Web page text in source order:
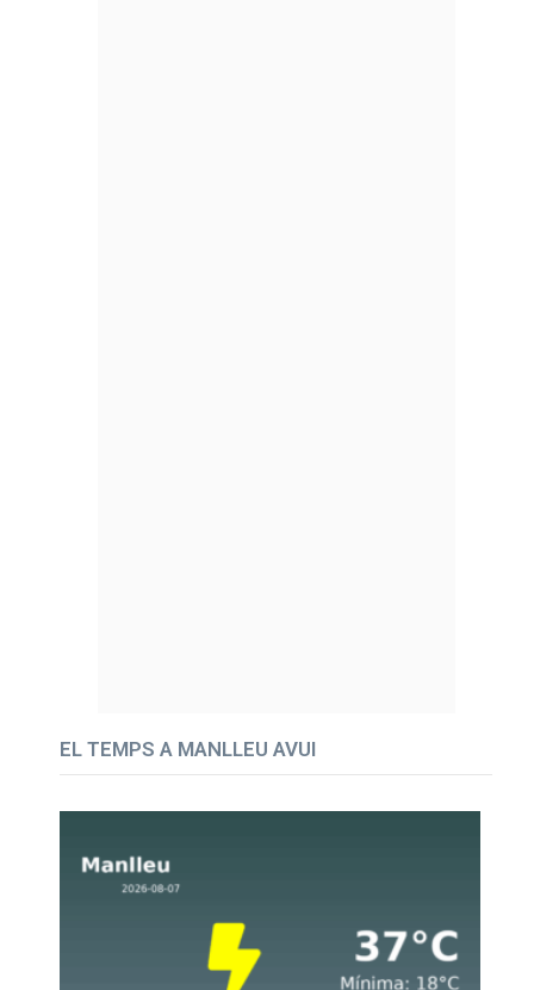
EL TEMPS A MANLLEU AVUI